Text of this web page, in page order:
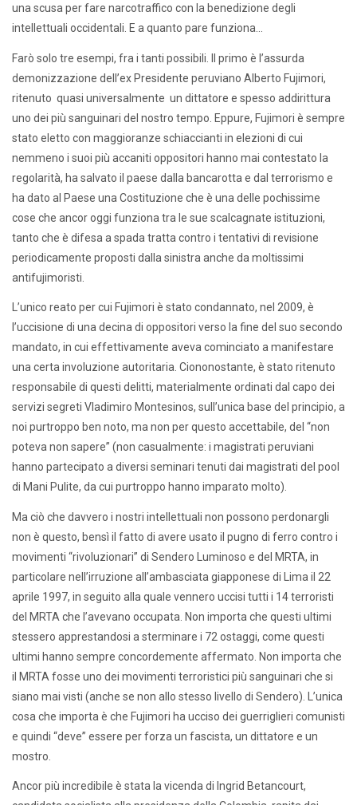
una scusa per fare narcotraffico con la benedizione degli
intellettuali occidentali. E a quanto pare funziona…
Farò solo tre esempi, fra i tanti possibili. Il primo è l’assurda
demonizzazione dell’ex Presidente peruviano Alberto Fujimori,
ritenuto quasi universalmente un dittatore e spesso addirittura
uno dei più sanguinari del nostro tempo. Eppure, Fujimori è sempre
stato eletto con maggioranze schiaccianti in elezioni di cui
nemmeno i suoi più accaniti oppositori hanno mai contestato la
regolarità, ha salvato il paese dalla bancarotta e dal terrorismo e
ha dato al Paese una Costituzione che è una delle pochissime
cose che ancor oggi funziona tra le sue scalcagnate istituzioni,
tanto che è difesa a spada tratta contro i tentativi di revisione
periodicamente proposti dalla sinistra anche da moltissimi
antifujimoristi.
L’unico reato per cui Fujimori è stato condannato, nel 2009, è
l’uccisione di una decina di oppositori verso la fine del suo secondo
mandato, in cui effettivamente aveva cominciato a manifestare
una certa involuzione autoritaria. Ciononostante, è stato ritenuto
responsabile di questi delitti, materialmente ordinati dal capo dei
servizi segreti Vladimiro Montesinos, sull’unica base del principio, a
noi purtroppo ben noto, ma non per questo accettabile, del “non
poteva non sapere” (non casualmente: i magistrati peruviani
hanno partecipato a diversi seminari tenuti dai magistrati del pool
di Mani Pulite, da cui purtroppo hanno imparato molto).
Ma ciò che davvero i nostri intellettuali non possono perdonargli
non è questo, bensì il fatto di avere usato il pugno di ferro contro i
movimenti “rivoluzionari” di Sendero Luminoso e del MRTA, in
particolare nell’irruzione all’ambasciata giapponese di Lima il 22
aprile 1997, in seguito alla quale vennero uccisi tutti i 14 terroristi
del MRTA che l’avevano occupata. Non importa che questi ultimi
stessero apprestandosi a sterminare i 72 ostaggi, come questi
ultimi hanno sempre concordemente affermato. Non importa che
il MRTA fosse uno dei movimenti terroristici più sanguinari che si
siano mai visti (anche se non allo stesso livello di Sendero). L’unica
cosa che importa è che Fujimori ha ucciso dei guerriglieri comunisti
e quindi “deve” essere per forza un fascista, un dittatore e un
mostro.
Ancor più incredibile è stata la vicenda di Ingrid Betancourt,